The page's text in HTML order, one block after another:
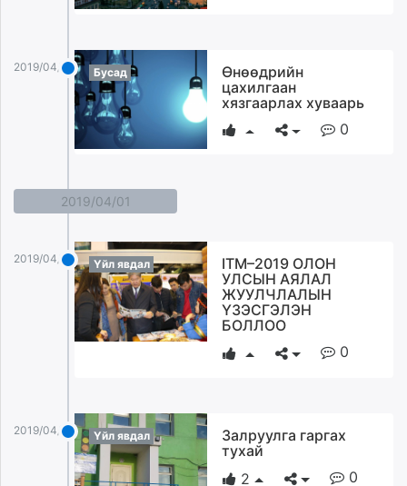
2019/04/02 Бусад
Өнөөдрийн
цахилгаан
хязгаарлах хуваарь
0
2019/04/01
2019/04/01 Үйл явдал
ITM–2019 ОЛОН
УЛСЫН АЯЛАЛ
ЖУУЛЧЛАЛЫН
ҮЗЭСГЭЛЭН
БОЛЛОО
0
2019/04/01 Үйл явдал
Залруулга гаргах
тухай
2
0